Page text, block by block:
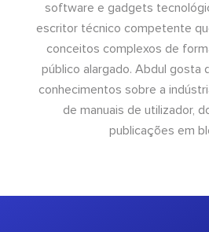
software e gadgets
escritor técnico competente
conceitos complexos de
público alargado. Abdul gosta
conhecimentos sobre a
de manuais de utilizador,
publicações em